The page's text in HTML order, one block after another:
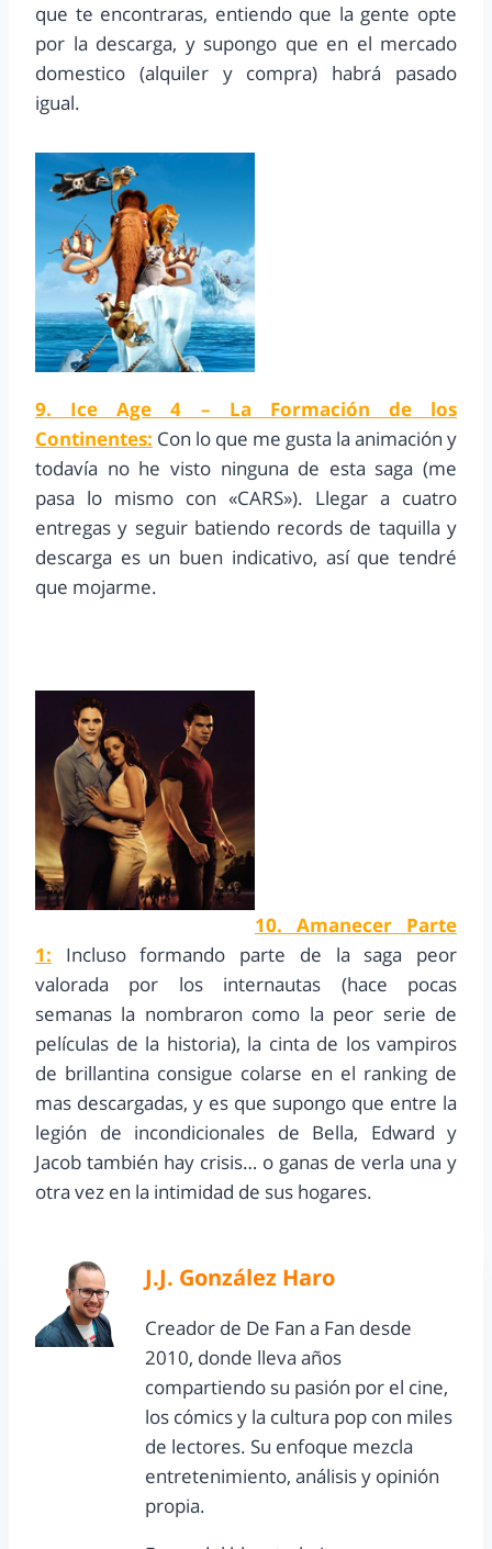
que te encontraras, entiendo que la gente opte
por la descarga, y supongo que en el mercado
domestico (alquiler y compra) habrá pasado
igual.
9. Ice Age 4 – La Formación de los
Continentes: Con lo que me gusta la animación y
todavía no he visto ninguna de esta saga (me
pasa lo mismo con «CARS»). Llegar a cuatro
entregas y seguir batiendo records de taquilla y
descarga es un buen indicativo, así que tendré
que mojarme.
10. Amanecer Parte
1: Incluso formando parte de la saga peor
valorada por los internautas (hace pocas
semanas la nombraron como la peor serie de
películas de la historia), la cinta de los vampiros
de brillantina consigue colarse en el ranking de
mas descargadas, y es que supongo que entre la
legión de incondicionales de Bella, Edward y
Jacob también hay crisis… o ganas de verla una y
otra vez en la intimidad de sus hogares.
J.J. González Haro
Creador de De Fan a Fan desde
2010, donde lleva años
compartiendo su pasión por el cine,
los cómics y la cultura pop con miles
de lectores. Su enfoque mezcla
entretenimiento, análisis y opinión
propia.